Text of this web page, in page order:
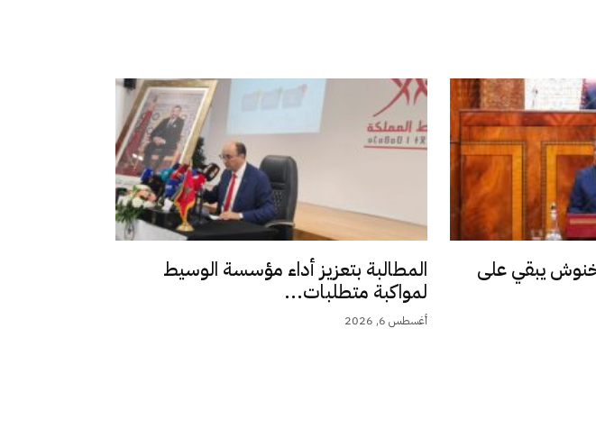
2027: أخنوش يبقي على المطالبة بتعزيز أداء مؤسسة الوسيط
لمواكبة متطلبات...
أغسطس 6, 2026